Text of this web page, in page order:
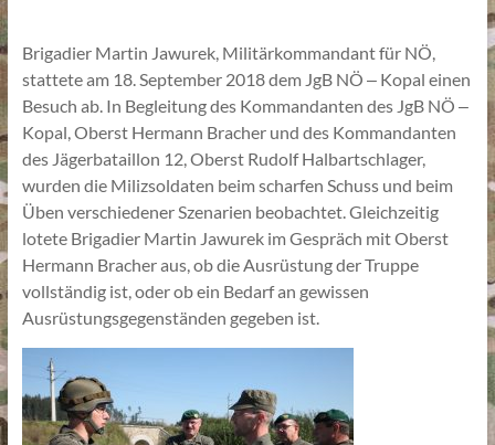
Brigadier Martin Jawurek, Militärkommandant für NÖ,
stattete am 18. September 2018 dem JgB NÖ ‒ Kopal einen
Besuch ab. In Begleitung des Kommandanten des JgB NÖ ‒
Kopal, Oberst Hermann Bracher und des Kommandanten
des Jägerbataillon 12, Oberst Rudolf Halbartschlager,
wurden die Milizsoldaten beim scharfen Schuss und beim
Üben verschiedener Szenarien beobachtet. Gleichzeitig
lotete Brigadier Martin Jawurek im Gespräch mit Oberst
Hermann Bracher aus, ob die Ausrüstung der Truppe
vollständig ist, oder ob ein Bedarf an gewissen
Ausrüstungsgegenständen gegeben ist.